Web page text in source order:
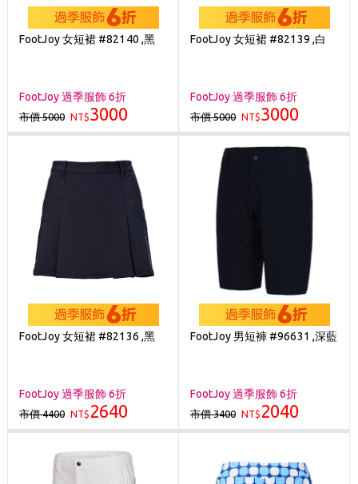
FootJoy 女短裙 #82140 ,黑
FootJoy 過季服飾 6折
市價 5000 NT$3000
FootJoy 女短裙 #82139 ,白
FootJoy 過季服飾 6折
市價 5000 NT$3000
FootJoy 女短裙 #82136 ,黑
FootJoy 過季服飾 6折
市價 4400 NT$ 2640
FootJoy 男短褲 #96631 ,深藍
FootJoy 過季服飾 6折
市價 3400 NT$ 2040